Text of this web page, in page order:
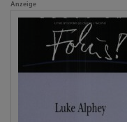
Anzeige